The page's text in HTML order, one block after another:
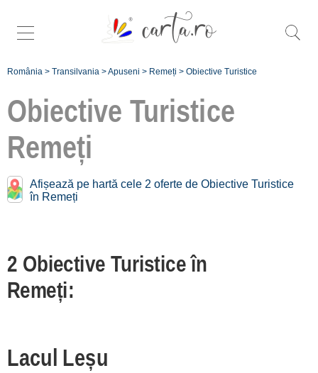
România > Transilvania >Apuseni > Remeți > Obiective Turistice
Obiective Turistice
Remeți
Afișează pe hartă cele 2 oferte de Obiective Turistice
în Remeți
2 Obiective Turistice în
Remeți:
Lacul Leșu
Obiective Turistice în
apropiere deRemeți:
Beliș
[4 oferte la 45.5 km]
despre C A R T A ®